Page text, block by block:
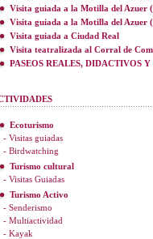
Visita guiada a la Motilla del Azuer
Visita guiada a la Motilla del Azuer
Visita guiada a Ciudad Real
Visita teatralizada al Corral de
PASEOS REALES, DIDACTIVOS
Ecoturismo
- Visitas guiadas
- Birdwatching
Turismo cultural
- Visitas Guiadas
Turismo Activo
- Senderismo
- Multiactividad
- Kayak